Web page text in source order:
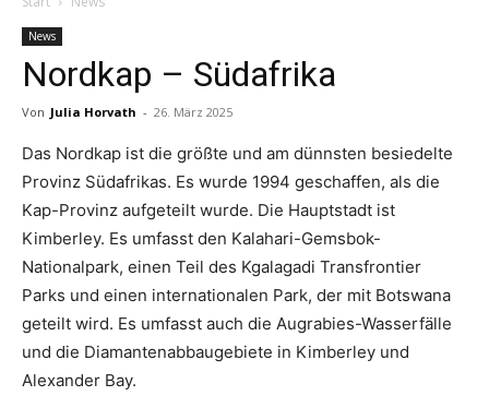
TV
News
Nordkap – Südafrika
Von Julia Horvath - 26. März 2025
Das Nordkap ist die größte und am dünnsten besiedelte
Provinz Südafrikas. Es wurde 1994 geschaffen, als die
Kap-Provinz aufgeteilt wurde. Die Hauptstadt ist
Kimberley. Es umfasst den Kalahari-Gemsbok-
Nationalpark, einen Teil des Kgalagadi Transfrontier
Parks und einen internationalen Park, der mit Botswana
geteilt wird. Es umfasst auch die Augrabies-Wasserfälle
und die Diamantenabbaugebiete in Kimberley und
Alexander Bay.